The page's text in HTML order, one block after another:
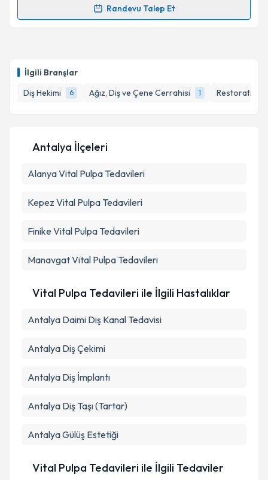
İlgili Branşlar
Diş Hekimi
6 Ağız, Diş ve Çene Cerrahisi 1 Restoratif
Randevu Talep Et
Randevu Takvimi Talebi
takvim hazırlandığında e-posta ile bilgilendireceğiz.
E-posta Adresiniz
Metni 'ni okudum ve kişisel verilerimin belirtilen
Antalya İlçeleri
AlanyaVital Pulpa Tedavileri
Kepez Vital Pulpa Tedavileri
Finike Vital Pulpa Tedavileri
ManavgatVital Pulpa Tedavileri
Vital Pulpa Tedavileri ile İlgili Hastalıklar
Antalya Daimi Diş Kanal Tedavisi
Antalya Diş Çekimi
Antalya Diş İmplantı
Antalya Diş Taşı (Tartar)
Antalya Gülüş Estetiği
Vital Pulpa Tedavileri ile İlgili Tedaviler